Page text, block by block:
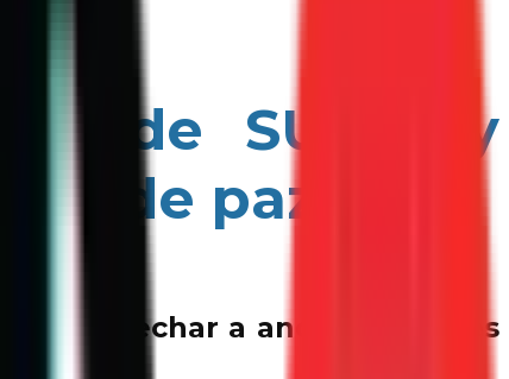
de SUMA y
de paz
para echar a andar La Paz es